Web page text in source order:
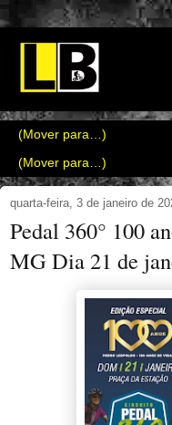
quarta-feira, 3 de janeiro de
Pedal 360° 100
MG Dia 21 de